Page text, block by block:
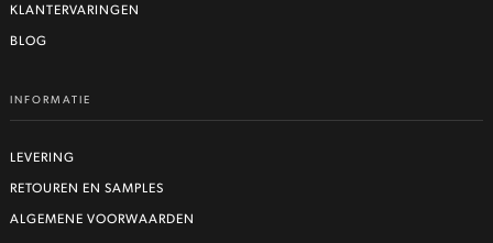
KLANTERVARINGEN
BLOG
INFORMATIE
LEVERING
RETOUREN EN SAMPLES
ALGEMENE VOORWAARDEN